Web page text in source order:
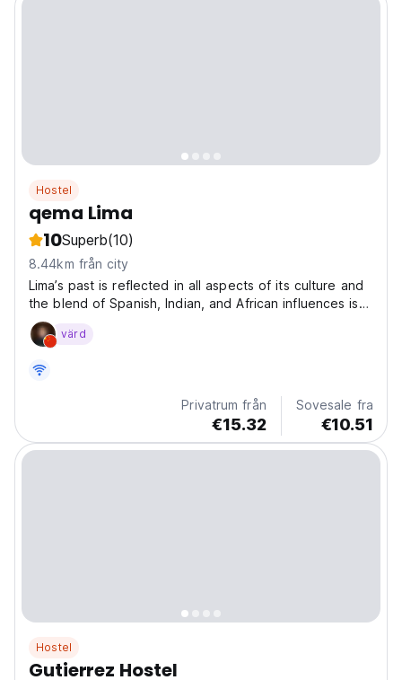
Hostel
qema Lima
10Superb(10)
8.44km från city
Lima’s past is reflected in all aspects of its culture and
the blend of Spanish, Indian, and African influences is
unique to Peru’s coastline. Situated next to the ocean,
just a few minutes walk from our original Miraflores Lima
värd
Privatrum från
€15.32
Sovesale fra
€10.51
Hostel
Gutierrez Hostel